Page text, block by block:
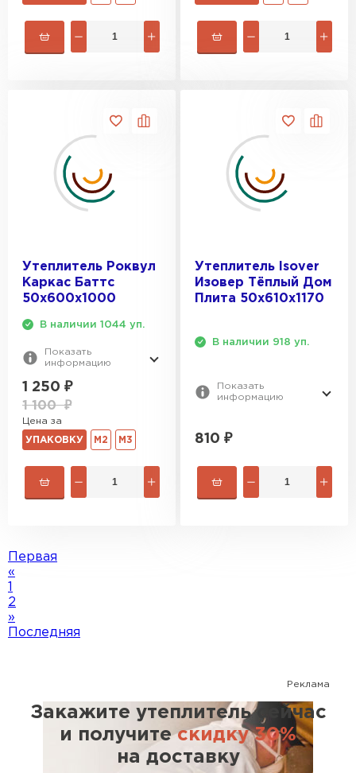
Утеплитель Роквул
Каркас Баттс
50х600х1000
В наличии 1044 уп.
Показать
информацию
1 250 ₽
1 100₽
Цена за
УПАКОВКУ М2 М3
Утеплитель Isover
Изовер Тёплый Дом
Плита 50х610х1170
В наличии 918 уп.
Показать
информацию
810 ₽
Первая
«
2
»
Последняя
Реклама
Закажите утеплитель сейчас
и получитескидку 30%
на доставку